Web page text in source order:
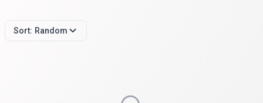
Sort: Random